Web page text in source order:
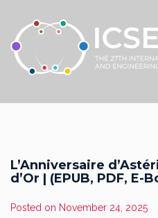
L’Anniversaire
d’Or | (EPUB, PDF, E-
Posted on November 24, 2025